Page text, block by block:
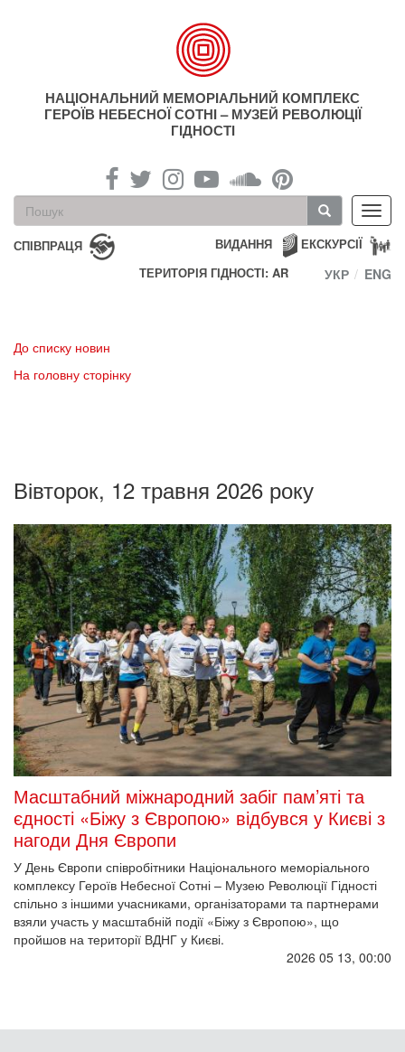
НАЦІОНАЛЬНИЙ МЕМОРІАЛЬНИЙ КОМПЛЕКС
ГЕРОЇВ НЕБЕСНОЇ СОТНІ – МУЗЕЙ РЕВОЛЮЦІЇ
ГІДНОСТІ
Пошукова
форма
Пошук
СПІВПРАЦЯ ЕКСКУРСІЇ
ВИДАННЯ
ТЕРИТОРІЯ ГІДНОСТІ: AR
УКР ENG
До списку новин
На головну сторінку
Вівторок, 12 травня 2026 року
Масштабний міжнародний забіг пам’яті та
єдності «Біжу з Європою» відбувся у Києві з
нагоди Дня Європи
У День Європи співробітники Національного меморіального
комплексу Героїв Небесної Сотні – Музею Революції Гідності
спільно з іншими учасниками, організаторами та партнерами
взяли участь у масштабній події «Біжу з Європою», що
пройшов на території ВДНГ у Києві.
2026 05 13, 00:00